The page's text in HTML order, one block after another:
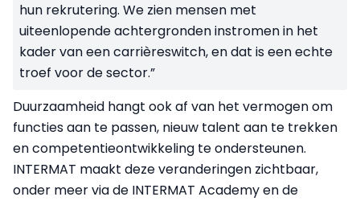
hun rekrutering. We zien mensen met
uiteenlopende achtergronden instromen in het
kader van een carrièreswitch, en dat is een echte
troef voor de sector.”
Duurzaamheid hangt ook af van het vermogen om
functies aan te passen, nieuw talent aan te trekken
en competentieontwikkeling te ondersteunen.
INTERMAT maakt deze veranderingen zichtbaar,
onder meer via de INTERMAT Academy en de